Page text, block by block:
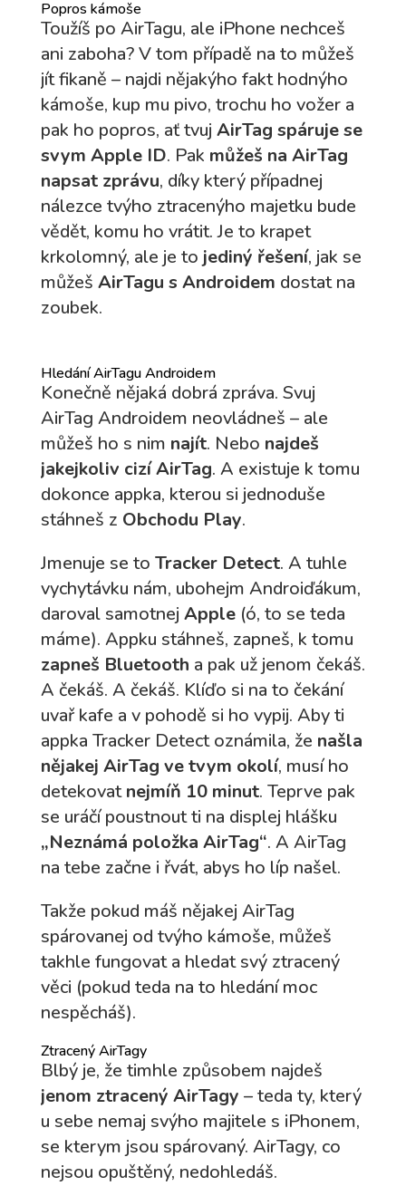
Popros kámoše
Toužíš po AirTagu, ale iPhone nechceš
ani zaboha? V tom případě na to můžeš
jít fikaně – najdi nějakýho fakt hodnýho
kámoše, kup mu pivo, trochu ho vožer a
pak ho popros, ať tvuj AirTag spáruje se
svym Apple ID. Pak můžeš na AirTag
napsat zprávu, díky který případnej
nálezce tvýho ztracenýho majetku bude
vědět, komu ho vrátit. Je to krapet
krkolomný, ale je to jediný řešení, jak se
můžeš AirTagu s Androidem dostat na
zoubek.
Hledání AirTagu Androidem
Konečně nějaká dobrá zpráva. Svuj
AirTag Androidem neovládneš – ale
můžeš ho s nim najít. Nebo najdeš
jakejkoliv cizí AirTag. A existuje k tomu
dokonce appka, kterou si jednoduše
stáhneš z Obchodu Play.
Jmenuje se to Tracker Detect. A tuhle
vychytávku nám, ubohejm Androiďákum,
daroval samotnej Apple(ó, to se teda
máme). Appku stáhneš, zapneš, k tomu
zapneš Bluetooth a pak už jenom čekáš.
A čekáš. A čekáš. Klíďo si na to čekání
uvař kafe a v pohodě si ho vypij. Aby ti
appka Tracker Detect oznámila, že našla
nějakej AirTag ve tvym okolí, musí ho
detekovatnejmíň 10 minut. Teprve pak
se uráčí poustnout ti na displej hlášku
„Neznámá položka AirTag“. A AirTag
na tebe začne i řvát, abys ho líp našel.
Takže pokud máš nějakej AirTag
spárovanej od tvýho kámoše, můžeš
takhle fungovat a hledat svý ztracený
věci (pokud teda na to hledání moc
nespěcháš).
Ztracený AirTagy
Blbý je, že timhle způsobem najdeš
jenom ztracený AirTagy – teda ty, který
u sebe nemaj svýho majitele s iPhonem,
se kterym jsou spárovaný. AirTagy, co
nejsou opuštěný, nedohledáš.